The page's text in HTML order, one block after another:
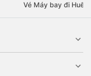
Vé Máy bay đi Huế